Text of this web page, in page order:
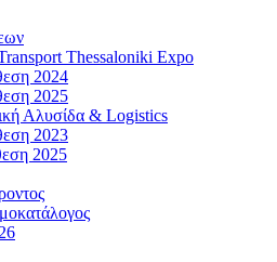
Thessaloniki Expo
2024
2025
Αλυσίδα & Logistics
2023
2025